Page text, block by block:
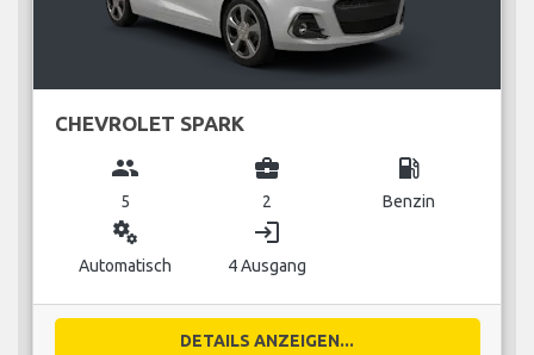
CHEVROLET SPARK
group
5
business_center
2
local_gas_station
Benzin
miscellaneous_services
Automatisch
login
4 Ausgang
DETAILS ANZEIGEN...